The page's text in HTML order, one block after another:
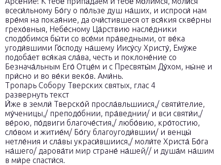
всеси́льному Бо́гу о по́льзе душ на́ших, и испроси́ нам
вре́мя на покая́ние, да очи́стившеся от вся́кия скве́рны
грехо́вныя, Небе́сному Ца́рствию насле́дники
сподо́бимся бы́ти со все́ми пра́ведными, от ве́ка
угоди́вшими Го́споду на́шему Иису́су Христу́, Ему́же
подоба́ет вся́кая сла́ва, честь и поклоне́ние со
Безнача́льным Его́ Отце́м и с Пресвяты́м Ду́хом, ны́не и
при́сно и во ве́ки веко́в. Ами́нь.
Тропарь Собору Тверских святых, глас 4
развернуть текст
И́же в земли́ Тверско́й просла́вльшиися,/ святи́телие,
му́ченицы,/ преподо́бнии, пра́веднии/ и вси святи́и,/
ве́рою, по́двиги благоче́стия,/ любо́вию, кро́тостию,
сло́вом и житие́м/ Бо́гу благоугоди́вшии/ и венцы́
нетле́ния и сла́вы украси́вшиися,/ моли́те Христа́ Бо́га
на́шего/ дарова́ти мир стране́ на́шей// и душа́м на́шим
в ми́ре спасти́ся.